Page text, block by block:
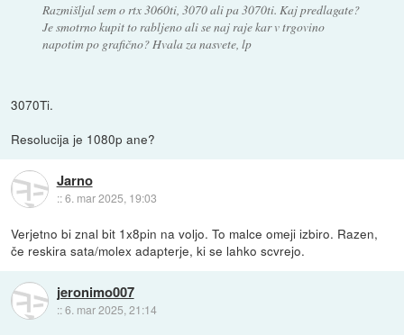
Razmišljal sem o rtx 3060ti, 3070 ali pa 3070ti. Kaj predlagate?
Je smotrno kupit to rabljeno ali se naj raje kar v trgovino
napotim po grafično? Hvala za nasvete, lp
3070Ti.
Resolucija je 1080p ane?
Jarno
::6. mar 2025, 19:03
Verjetno bi znal bit 1x8pin na voljo. To malce omeji izbiro. Razen,
če reskira sata/molex adapterje, ki se lahko scvrejo.
jeronimo007
::6. mar 2025, 21:14